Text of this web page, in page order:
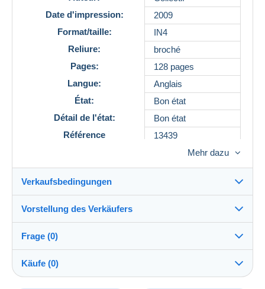
Date d'impression:
2009
Format/taille:
IN4
Reliure:
broché
Pages:
128 pages
Langue:
Anglais
État:
Bon état
Détail de l'état:
Bon état
Référence
13439
Mehr dazu
Verkaufsbedingungen
Verkaufsbedingungen im Detail
Versand nach Zahlung innerhalb von 14 Tagen
Vorstellung des Verkäufers
MaisonVallonLibrairie100%(28x)
PRO
Shop
Frage (0)
Käufe (0)